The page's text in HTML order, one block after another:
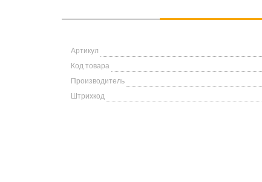
Артикул
Код товара
Производитель
Штрихкод